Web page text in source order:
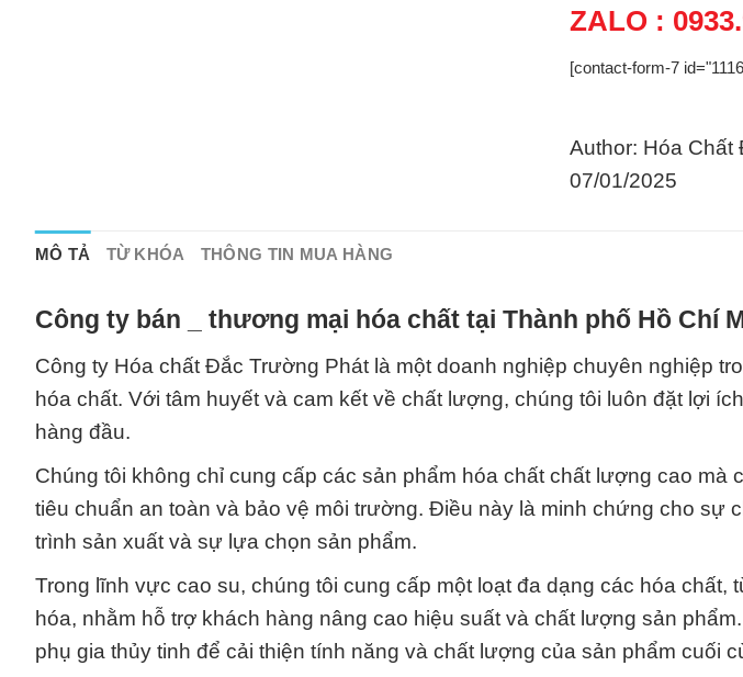
ZALO :
[contact-form-7
Author: Hóa
07/01/2025
MÔ TẢ TỪ KHÓA THÔNG TIN MUA HÀNG
Công ty bán _ thương mại hóa chất tại Thành phố Hồ Chí
Công ty Hóa chất Đắc Trường Phát là một doanh nghiệp chuyên nghiệp
hóa chất. Với tâm huyết và cam kết về chất lượng, chúng tôi luôn đặt lợi
hàng đầu.
Chúng tôi không chỉ cung cấp các sản phẩm hóa chất chất lượng cao mà
tiêu chuẩn an toàn và bảo vệ môi trường. Điều này là minh chứng cho sự
trình sản xuất và sự lựa chọn sản phẩm.
Trong lĩnh vực cao su, chúng tôi cung cấp một loạt đa dạng các hóa chất,
hóa, nhằm hỗ trợ khách hàng nâng cao hiệu suất và chất lượng sản
phụ gia thủy tinh để cải thiện tính năng và chất lượng của sản phẩm cuối